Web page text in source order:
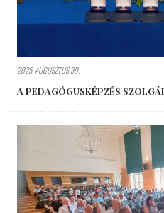
2025. AUGUSZTUS 30.
A PEDAGÓGUSKÉPZÉS